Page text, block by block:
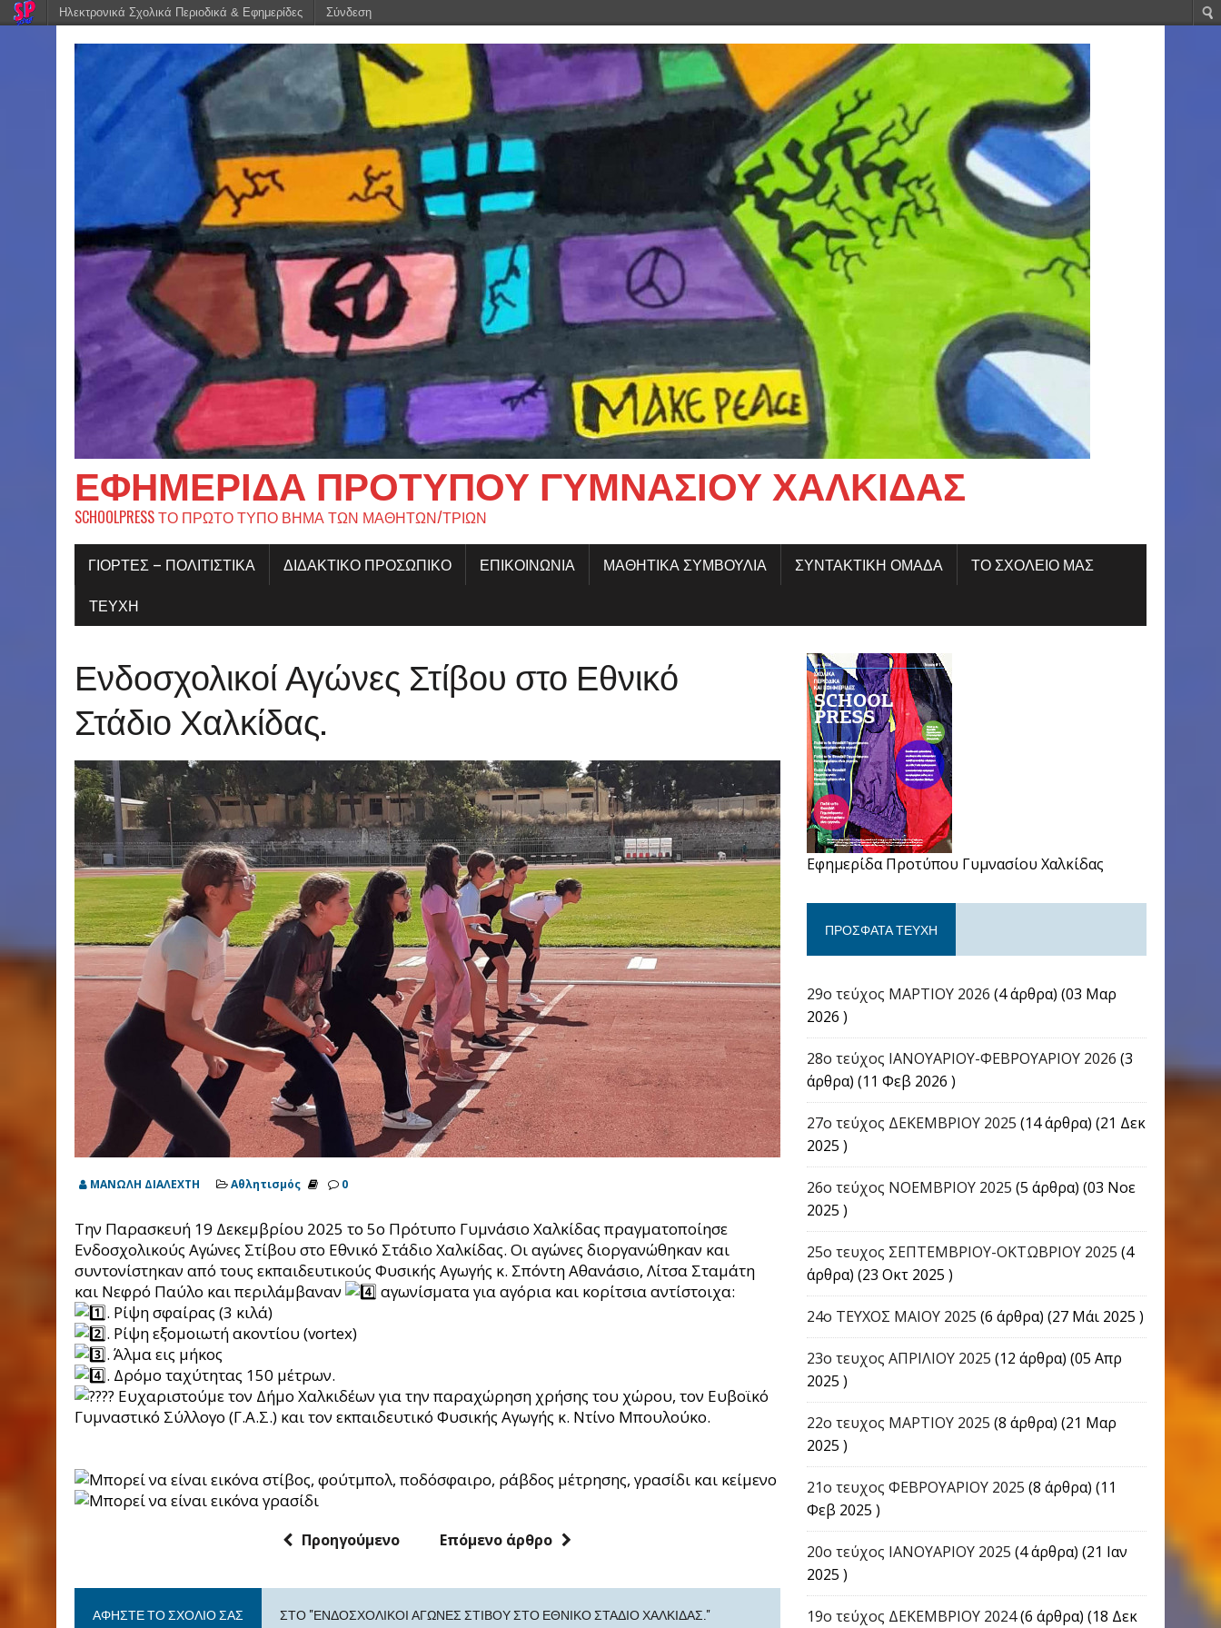
ΕΦΗΜΕΡΊΔΑ ΠΡΟΤΎΠΟΥ ΓΥΜΝΑΣΊΟΥ ΧΑΛΚΊΔΑΣ
SCHOOLPRESS ΤΟ ΠΡΩΤΟ ΤΥΠΟ ΒΗΜΑ ΤΩΝ ΜΑΘΗΤΩΝ/ΤΡΙΩΝ
ΓΙΟΡΤΈΣ – ΠΟΛΙΤΙΣΤΙΚΆ ΔΙΔΑΚΤΙΚΟ ΠΡΟΣΩΠΙΚΟ ΕΠΙΚΟΙΝΩΝΙΑ ΜΑΘΗΤΙΚΑ ΣΥΜΒΟΥΛΙΑ ΣΥΝΤΑΚΤΙΚΗ ΟΜΑΔΑ
ΤΟ ΣΧΟΛΕΙΟ ΜΑΣ
ΤΕΥΧΗ
Ενδοσχολικοί Αγώνες Στίβου στο Εθνικό
Στάδιο Χαλκίδας.
ΜΑΝΩΛΗ ΔΙΑΛΕΧΤΗ Αθλητισμός 0
Την Παρασκευή 19 Δεκεμβρίου 2025 το 5ο Πρότυπο Γυμνάσιο Χαλκίδας πραγματοποίησε
Ενδοσχολικούς Αγώνες Στίβου στο Εθνικό Στάδιο Χαλκίδας. Οι αγώνες διοργανώθηκαν και
συντονίστηκαν από τους εκπαιδευτικούς Φυσικής Αγωγής κ. Σπόντη Αθανάσιο, Λίτσα Σταμάτη
και Νεφρό Παύλο και περιλάμβαναν
αγωνίσματα για αγόρια και κορίτσια αντίστοιχα:
. Ρίψη σφαίρας (3 κιλά)
. Ρίψη εξομοιωτή ακοντίου (vortex)
. Άλμα εις μήκος
. Δρόμο ταχύτητας 150 μέτρων.
Ευχαριστούμε τον Δήμο Χαλκιδέων για την παραχώρηση χρήσης του χώρου, τον Ευβοϊκό
Γυμναστικό Σύλλογο (Γ.Α.Σ.) και τον εκπαιδευτικό Φυσικής Αγωγής κ. Ντίνο Μπουλούκο.
Προηγούμενο Επόμενο άρθρο
ΑΦΉΣΤΕ ΤΟ ΣΧΌΛΙΟ ΣΑΣ ΣΤΟ "ΕΝΔΟΣΧΟΛΙΚΟΊ ΑΓΏΝΕΣ ΣΤΊΒΟΥ ΣΤΟ ΕΘΝΙΚΌ ΣΤΆΔΙΟ ΧΑΛΚΊΔΑΣ."
Εφημερίδα Προτύπου Γυμνασίου Χαλκίδας
ΠΡΌΣΦΑΤΑ ΤΕΎΧΗ
29ο τεύχος ΜΑΡΤΙΟΥ 2026 (4 άρθρα) (03 Μαρ
2026 )
28ο τεύχος ΙΑΝΟΥΑΡΙΟΥ-ΦΕΒΡΟΥΑΡΙΟΥ 2026 (3
άρθρα) (11 Φεβ 2026 )
27ο τεύχος ΔΕΚΕΜΒΡΙΟΥ 2025 (14 άρθρα) (21 Δεκ
2025 )
26ο τεύχος ΝΟΕΜΒΡΙΟΥ 2025 (5 άρθρα) (03 Νοε
2025 )
25ο τευχος ΣΕΠΤΕΜΒΡΙΟΥ-ΟΚΤΩΒΡΙΟΥ 2025 (4
άρθρα) (23 Οκτ 2025 )
24o ΤΕΥΧΟΣ ΜΑΙΟΥ 2025 (6 άρθρα) (27 Μάι 2025 )
23ο τευχος ΑΠΡΙΛΙΟΥ 2025 (12 άρθρα) (05 Απρ
2025 )
22o τευχος ΜΑΡΤΙΟΥ 2025 (8 άρθρα) (21 Μαρ
2025 )
21ο τευχος ΦΕΒΡΟΥΑΡΙΟΥ 2025 (8 άρθρα) (11
Φεβ 2025 )
20ο τεύχος ΙΑΝΟΥΑΡΙΟΥ 2025 (4 άρθρα) (21 Ιαν
2025 )
19ο τεύχος ΔΕΚΕΜΒΡΙΟΥ 2024(6 άρθρα) (18 Δεκ
Ηλεκτρονικά Σχολικά Περιοδικά & Εφημερίδες Σύνδεση